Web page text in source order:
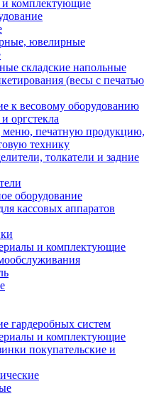
комплектующие
ювелирные
складские напольные
(весы с печатью
к весовому оборудованию
оргстекла
меню, печатную продукцию,
технику
толкатели и задние
оборудование
кассовых аппаратов
и комплектующие
гардеробных систем
и комплектующие
покупательские и